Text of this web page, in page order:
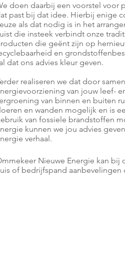
doen daarbij een voorstel voor
past bij dat idee. Hierbij enige
als dat nodig is in het
die insteek verbindt onze
die geënt zijn op
en
dat ons advies kleur geven.
realiseren we dat door
van jouw leef-
van binnen en buiten
en wanden mogelijk en is
van fossiele brandstoffen
kunnen we jou advies
verhaal.
Nieuwe Energie kan bij
of bedrijfspand